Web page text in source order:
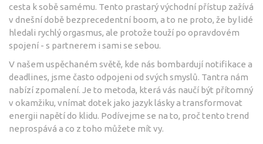
cesta k sobě samému. Tento prastarý východní přístup zažívá
v dnešní době bezprecedentní boom, a to ne proto, že by lidé
hledali rychlý orgasmus, ale protože touží po opravdovém
spojení - s partnerem i sami se sebou.
V našem uspěchaném světě, kde nás bombardují notifikace a
deadlines, jsme často odpojeni od svých smyslů. Tantra nám
nabízí zpomalení. Je to metoda, která vás naučí být přítomný
v okamžiku, vnímat dotek jako jazyk lásky a transformovat
energii napětí do klidu. Podívejme se na to, proč tento trend
neprospává a co z toho můžete mít vy.